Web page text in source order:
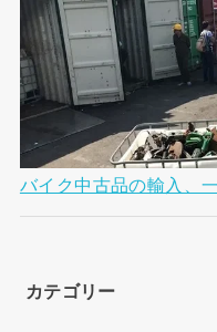
バイク中古品の輸入、
カテゴリー